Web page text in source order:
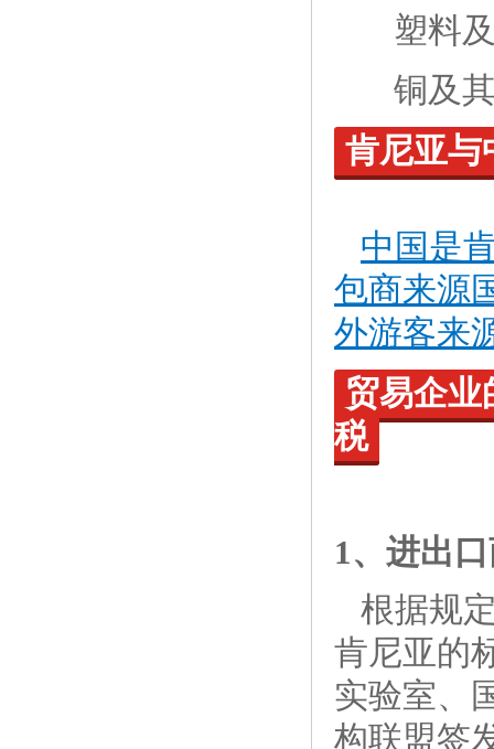
塑料
铜及
肯尼亚与
中国是
包商来源
外游客来
贸易企业
税
1、进出
根据规
肯尼亚的
实验室、
构联盟签